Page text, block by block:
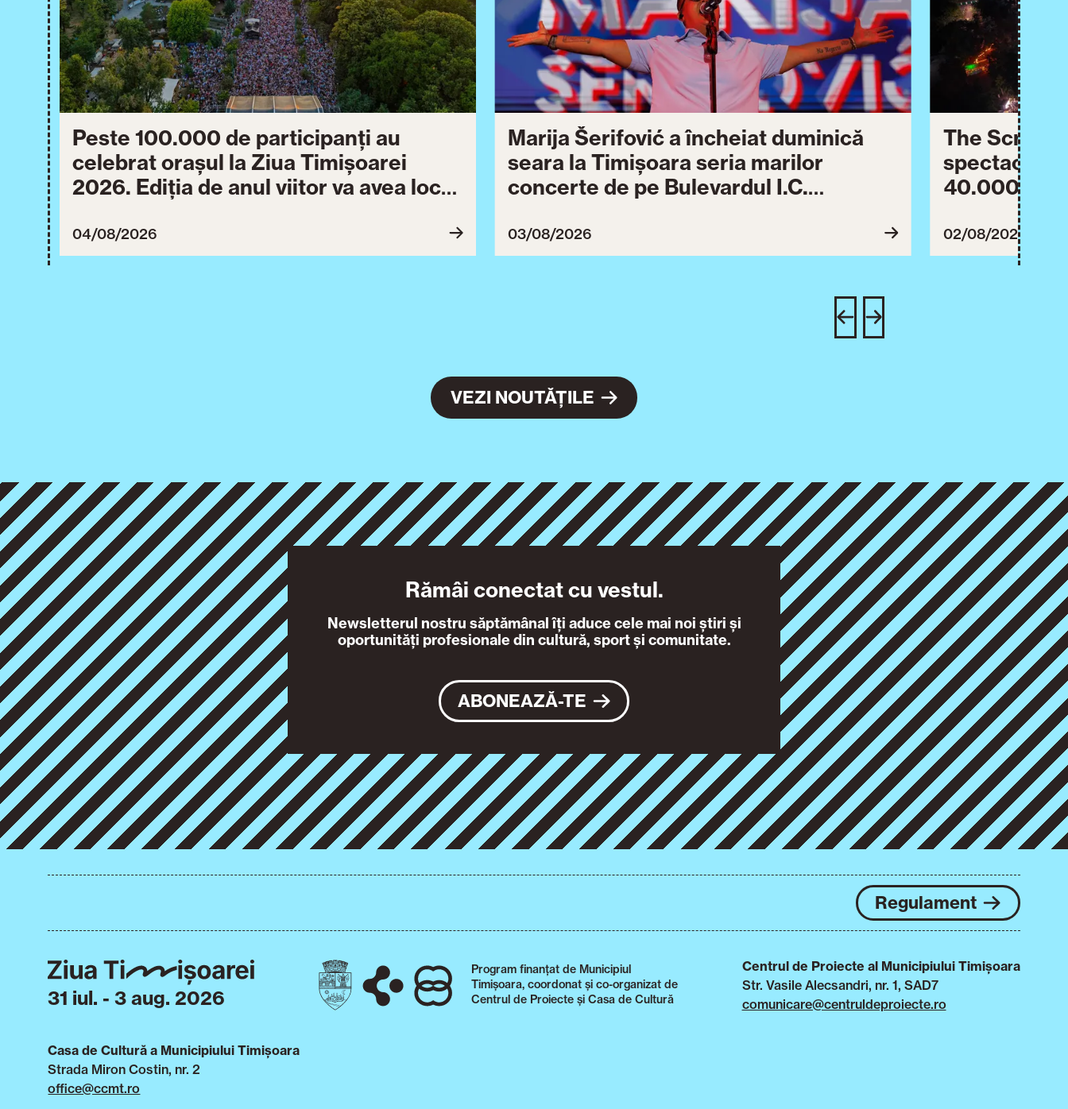
Peste 100.000 de participanți au
celebrat orașul la Ziua Timișoarei
2026. Ediția de anul viitor va avea loc
04/08/2026
Marija Šerifović a încheiat duminică
seara la Timișoara seria marilor
concerte de pe Bulevardul I.C.
Ziua Timișoarei continuă astăzi cu o
ultimă serie de evenimente culturale
03/08/2026
The Script
40.000 de
împreună
02/08/2026
VEZI NOUTĂȚILE
Rămâi conectat cu vestul.
Newsletterul nostru săptămânal îți aduce cele mai noi știri și
oportunități profesionale din cultură, sport și comunitate.
ABONEAZĂ-TE
Regulament
31 iul. - 3 aug. 2026
Program finanțat de Municipiul
Timișoara, coordonat și co-organizat de
Centrul de Proiecte și Casa de Cultură
Centrul de Proiecte al Municipiului Timișoara
Str. Vasile Alecsandri, nr. 1, SAD7
comunicare@centruldeproiecte.ro
Casa de Cultură a Municipiului Timișoara
Strada Miron Costin, nr. 2
office@ccmt.ro